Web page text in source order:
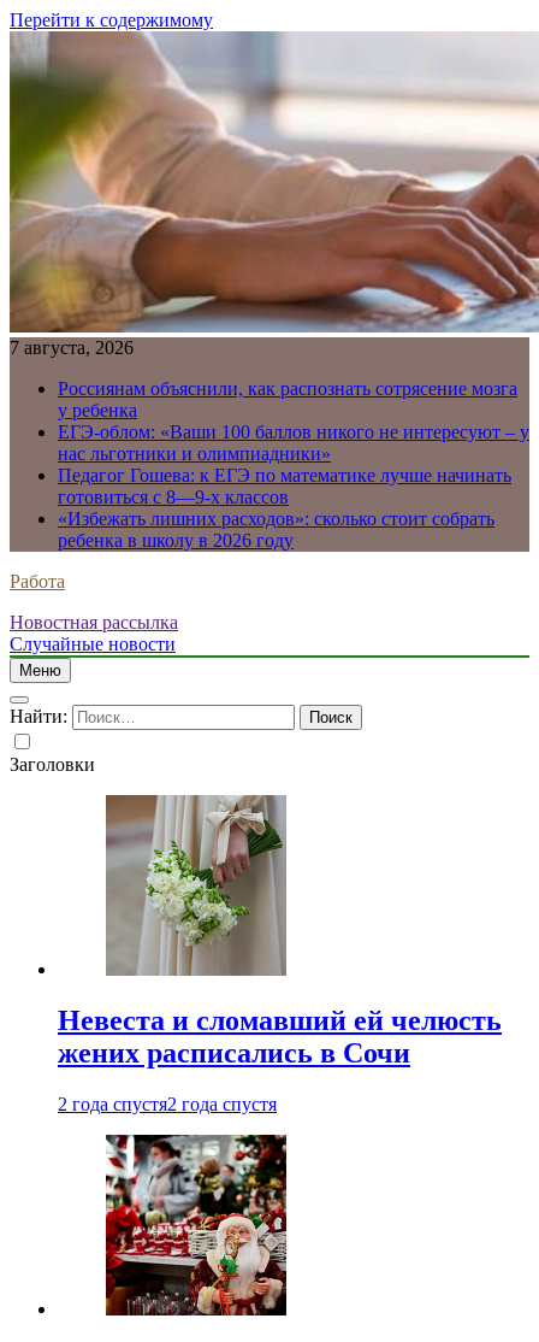
Перейти к содержимому
7 августа, 2026
Россиянам объяснили, как распознать сотрясение мозга
у ребенка
ЕГЭ-облом: «Ваши 100 баллов никого не интересуют – у
нас льготники и олимпиадники»
Педагог Гошева: к ЕГЭ по математике лучше начинать
готовиться с 8—9-х классов
«Избежать лишних расходов»: сколько стоит собрать
ребенка в школу в 2026 году
Работа
Новостная рассылка
Случайные новости
Меню
Найти:
Заголовки
Невеста и сломавший ей челюсть
жених расписались в Сочи
2 года спустя2 года спустя